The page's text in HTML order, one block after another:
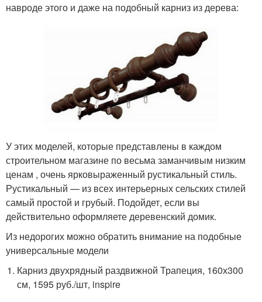
навроде этого и даже на подобный карниз из дерева:
У этих моделей, которые представлены в каждом
строительном магазине по весьма заманчивым низким
ценам , очень ярковыраженный рустикальный стиль.
Рустикальный — из всех интерьерных сельских стилей
самый простой и грубый. Подойдет, если вы
действительно оформляете деревенский домик.
Из недорогих можно обратить внимание на подобные
универсальные модели
Карниз двухрядный раздвижной Трапеция, 160х300
см, 1595 руб./шт, inspire